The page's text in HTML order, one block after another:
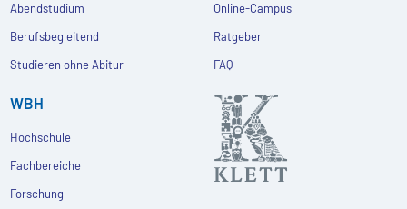
Abendstudium
Berufsbegleitend
Studieren ohne Abitur
Online-Campus
Ratgeber
FAQ
WBH
Hochschule
Fachbereiche
Forschung